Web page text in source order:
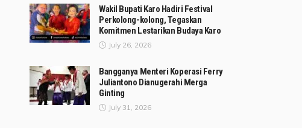
Wakil Bupati Karo Hadiri Festival
Perkolong-kolong, Tegaskan
Komitmen Lestarikan Budaya Karo
July 26, 2026
Bangganya Menteri Koperasi Ferry
Juliantono Dianugerahi Merga
Ginting
July 31, 2026